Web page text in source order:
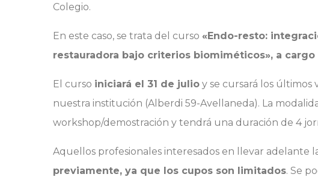
Colegio.
En este caso, se trata del curso «Endo-resto:
restauradora bajo criterios biomiméticos», a cargo
El curso iniciará el 31 de julio y se cursará los últimos
nuestra institución (Alberdi 59-Avellaneda). La
workshop/demostración y tendrá una duración de 4
Aquellos profesionales interesados en llevar adelante
previamente, ya que los cupos son limitados. Se